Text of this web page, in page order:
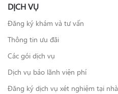
DỊCH VỤ
Đăng ký khám và tư vấn
Thông tin ưu đãi
Các gói dịch vụ
Dịch vụ bảo lãnh viện phí
Đăng ký dịch vụ xét nghiệm tại nhà